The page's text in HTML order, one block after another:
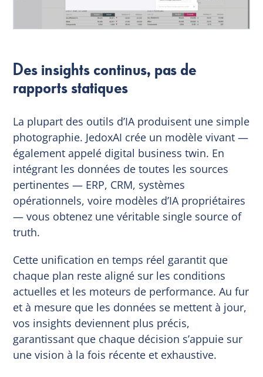
Des insights continus, pas de
rapports statiques
La plupart des outils d’IA produisent une simple
photographie. JedoxAI crée un modèle vivant —
également appelé digital business twin. En
intégrant les données de toutes les sources
pertinentes — ERP, CRM, systèmes
opérationnels, voire modèles d’IA propriétaires
— vous obtenez une véritable single source of
truth.
Cette unification en temps réel garantit que
chaque plan reste aligné sur les conditions
actuelles et les moteurs de performance. Au fur
et à mesure que les données se mettent à jour,
vos insights deviennent plus précis,
garantissant que chaque décision s’appuie sur
une vision à la fois récente et exhaustive.